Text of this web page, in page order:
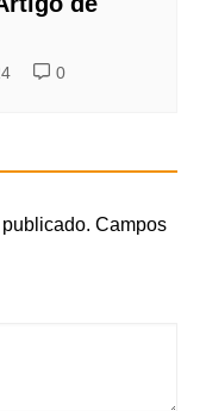
0
Campos